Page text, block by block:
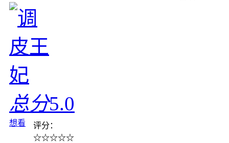
总分5.0
想看
评分：
☆☆☆☆☆